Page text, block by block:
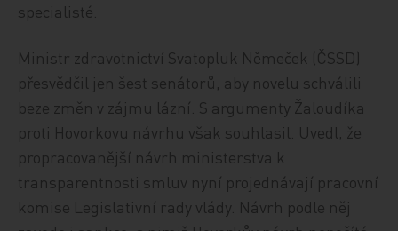
specialisté.
Ministr zdravotnictví Svatopluk Němeček (ČSSD)
přesvědčil jen šest senátorů, aby novelu schválili
beze změn v zájmu lázní. S argumenty Žaloudíka
proti Hovorkovu návrhu však souhlasil. Uvedl, že
propracovanější návrh ministerstva k
transparentnosti smluv nyní projednávají pracovní
komise Legislativní rady vlády. Návrh podle něj